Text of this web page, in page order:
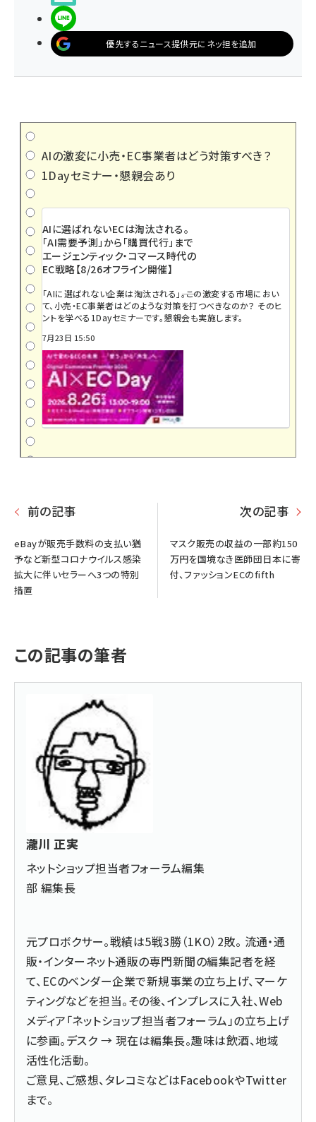
優先するニュース提供元にネッ担を追加
AIの激変に小売・EC事業者はどう対策すべき？
1Dayセミナー・懇親会あり
AIに選ばれないECは淘汰される。
「AI需要予測」から「購買代行」まで
エージェンティック・コマース時代の
EC戦略【8/26オフライン開催】
「AIに選ばれない企業は淘汰される」――。この激変する市場におい
て、小売・EC事業者はどのような対策を打つべきなのか？ そのヒ
ントを学べる1Dayセミナーです。懇親会も実施します。
7月23日 15:50
前の記事
eBayが販売手数料の支払い猶
予など新型コロナウイルス感染
拡大に伴いセラーへ3つの特別
措置
次の記事
マスク販売の収益の一部約150
万円を国境なき医師団日本に寄
付、ファッションECのfifth
この記事の筆者
瀧川 正実
ネットショップ担当者フォーラム編集
部 編集長
元プロボクサー。戦績は5戦3勝（1KO）2敗。 流通・通
販・インターネット通販の専門新聞の編集記者を経
て、ECのベンダー企業で新規事業の立ち上げ、マーケ
ティングなどを担当。その後、インプレスに入社、Web
メディア「ネットショップ担当者フォーラム」の立ち上げ
に参画。デスク → 現在は編集長。趣味は飲酒、地域
活性化活動。
ご意見、ご感想、タレコミなどはFacebookやTwitter
まで。